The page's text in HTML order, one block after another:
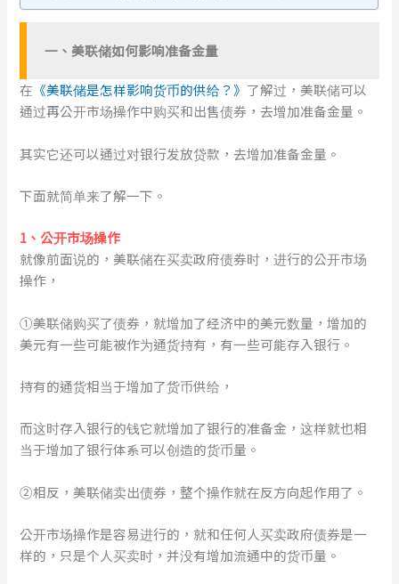
一 、美联储如何影响准备金量
在 《美联储是怎样影响货币的供给？》 了解过，美联储可以
通过再公开市场操作中购买和出售债券，去增加准备金量。
其实它还可以通过对银行发放贷款，去增加准备金量。
下面就简单来了解一下。
1 、公开市场操作
就像前面说的，美联储在买卖政府债券时，进行的公开市场
操作，
①美联储购买了债券，就增加了经济中的美元数量，增加的
美元有一些可能被作为通货持有，有一些可能存入银行。
持有的通货相当于增加了货币供给，
而这时存入银行的钱它就增加了银行的准备金，这样就也相
当于增加了银行体系可以创造的货币量。
②相反，美联储卖出债券，整个操作就在反方向起作用了。
公开市场操作是容易进行的，就和任何人买卖政府债券是一
样的，只是个人买卖时，并没有增加流通中的货币量。